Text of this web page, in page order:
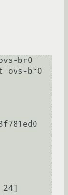
br0
ovs-br0